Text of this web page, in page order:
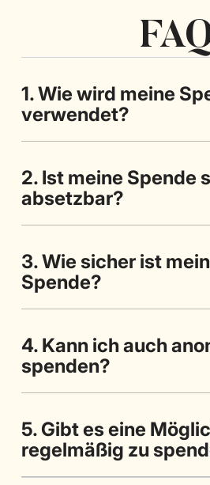
1. Wie wird meine
verwendet?
2. Ist meine Spende
absetzbar?
3. Wie sicher ist
Spende?
4. Kann ich auch
spenden?
5. Gibt es eine
regelmäßig zu